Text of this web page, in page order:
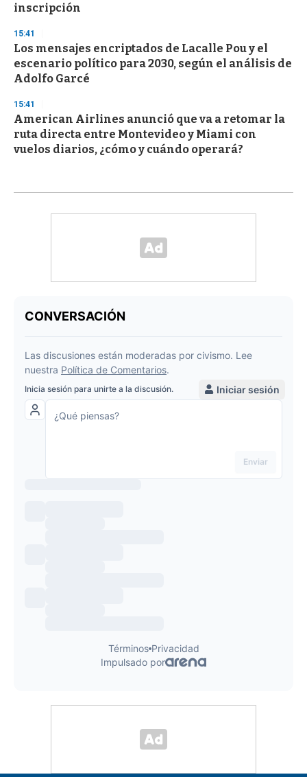
inscripción
15:41
Los mensajes encriptados de Lacalle Pou y el
escenario político para 2030, según el análisis de
Adolfo Garcé
15:41
American Airlines anunció que va a retomar la
ruta directa entre Montevideo y Miami con
vuelos diarios, ¿cómo y cuándo operará?